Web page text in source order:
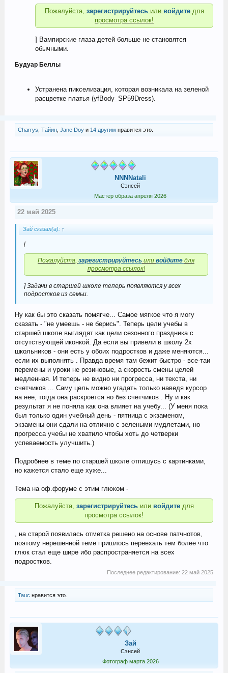
Пожалуйста, зарегистрируйтесьили войдите для
просмотра ссылок!
] Вампирские глаза детей больше не становятся
обычными.
Будуар Беллы
Устранена пикселизация, которая возникала на зеленой
расцветке платья (yfBody_SP59Dress).
Charrys Тайин, Jane Doуи 14 другим нравится это.
NNNNatali
Сэнсей
Мастер образа апреля 2026
22 май 2025
Зай сказал(а): ↑
[
Пожалуйста, зарегистрируйтесь или войдите для
просмотра ссылок!
] Задачи в старшей школе теперь появляются у всех
подростков из семьи.
Ну как бы это сказать помягче... Самое мягкое что я могу
сказать - "не умеешь - не берись". Теперь цели учебы в
старшей школе выглядят как цели сезонного праздника с
отсутствующей иконкой. Да если вы привели в школу 2х
школьников - они есть у обоих подростков и даже меняются...
если их выполнять . Правда время там бежит быстро - все-таи
перемены и уроки не резиновые, а скорость смены целей
медленная. И теперь не видно ни прогресса, ни текста, ни
счетчиков ... Саму цель можно угадать только наведя курсор
на нее, тогда она раскроется но без счетчиков . Ну и как
результат я не поняла как она влияет на учебу... (У меня пока
был только один учебный день - пятница с экзаменом,
экзамены они сдали на отлично с зелеными мудлетами, но
прогресса учебы не хватило чтобы хоть до четверки
успеваемость улучшить.)
Подробнее в теме по старшей школе отпишусь с картинками,
но кажется стало еще хуже...
Тема на оф.форуме с этим глюком -
Пожалуйста, зарегистрируйтесьили войдите для
просмотра ссылок!
, на старой появилась отметка решено на основе патчнотов,
поэтому нерешенной теме пришлось переехать тем более что
глюк стал еще шире ибо распространяется на всех
подростков.
Последнее редактирование:22 май 2025
Tauc нравится это.
Зай
Сэнсей
Фотограф марта 2026